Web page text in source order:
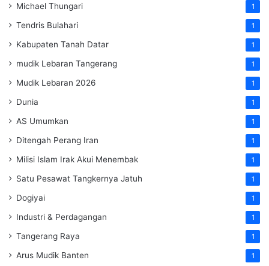
Michael Thungari 1
Tendris Bulahari 1
Kabupaten Tanah Datar 1
mudik Lebaran Tangerang 1
Mudik Lebaran 2026 1
Dunia 1
AS Umumkan 1
Ditengah Perang Iran 1
Milisi Islam Irak Akui Menembak 1
Satu Pesawat Tangkernya Jatuh 1
Dogiyai 1
Industri & Perdagangan 1
Tangerang Raya 1
Arus Mudik Banten 1